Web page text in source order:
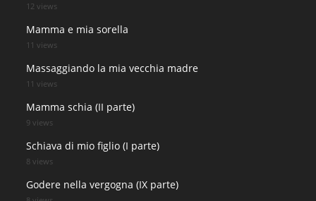
12 views
Mamma e mia sorella
11 views
Massaggiando la mia vecchia madre
11 views
Mamma schia (II parte)
9 views
Schiava di mio figlio (I parte)
8 views
Godere nella vergogna (IX parte)